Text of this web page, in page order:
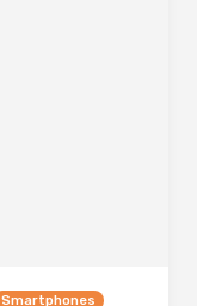
Smartphones